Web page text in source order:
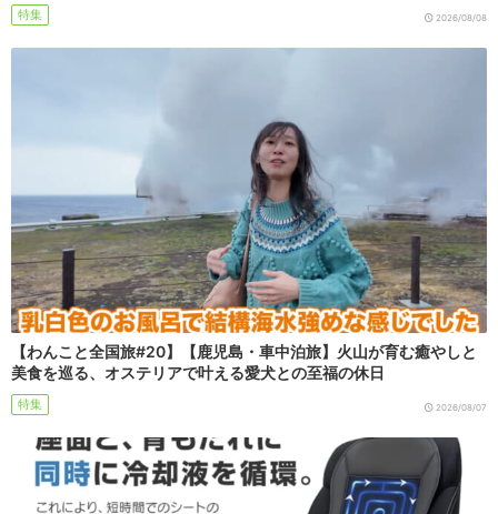
特集 2026/08/08
【わんこと全国旅#20】【鹿児島・車中泊旅】火山が育む癒やしと
美食を巡る、オステリアで叶える愛犬との至福の休日
特集 2026/08/07